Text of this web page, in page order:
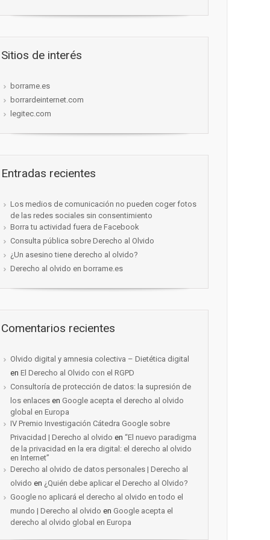
Sitios de interés
borrame.es
borrardeinternet.com
legitec.com
Entradas recientes
Los medios de comunicación no pueden coger fotos
de las redes sociales sin consentimiento
Borra tu actividad fuera de Facebook
Consulta pública sobre Derecho al Olvido
¿Un asesino tiene derecho al olvido?
Derecho al olvido en borrame.es
Comentarios recientes
Olvido digital y amnesia colectiva – Dietética digital
en El Derecho al Olvido con el RGPD
Consultoría de protección de datos: la supresión de
los enlaces en Google acepta el derecho al olvido
global en Europa
IV Premio Investigación Cátedra Google sobre
Privacidad | Derecho al olvido en “El nuevo paradigma
de la privacidad en la era digital: el derecho al olvido
en Internet”
Derecho al olvido de datos personales | Derecho al
olvido en ¿Quién debe aplicar el Derecho al Olvido?
Google no aplicará el derecho al olvido en todo el
mundo | Derecho al olvido en Google acepta el
derecho al olvido global en Europa